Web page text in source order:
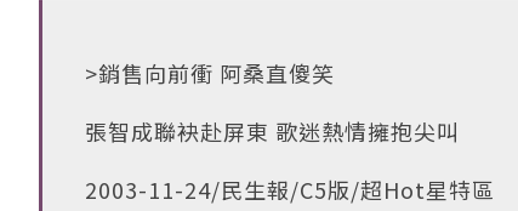
>銷售向前衝 阿桑直傻笑
張智成聯袂赴屏東 歌迷熱情擁抱尖叫
2003-11-24/民生報/C5版/超Hot星特區